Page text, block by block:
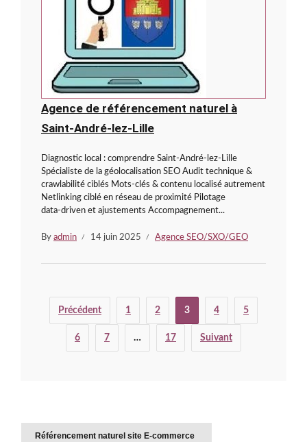
Agence de référencement naturel à
Saint-André-lez-Lille
Diagnostic local : comprendre Saint‑André‑lez‑Lille
Spécialiste de la géolocalisation SEO Audit technique &
crawlabilité ciblés Mots‑clés & contenu localisé autrement
Netlinking ciblé en réseau de proximité Pilotage
data‑driven et ajustements Accompagnement...
By admin 14 juin 2025 Agence SEO/SXO/GEO
Précédent 1 2 3 4 5
6 7 … 17 Suivant
Référencement naturel site E-commerce